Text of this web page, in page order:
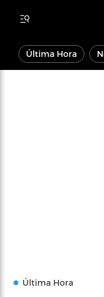
Última Hora
Última Hora